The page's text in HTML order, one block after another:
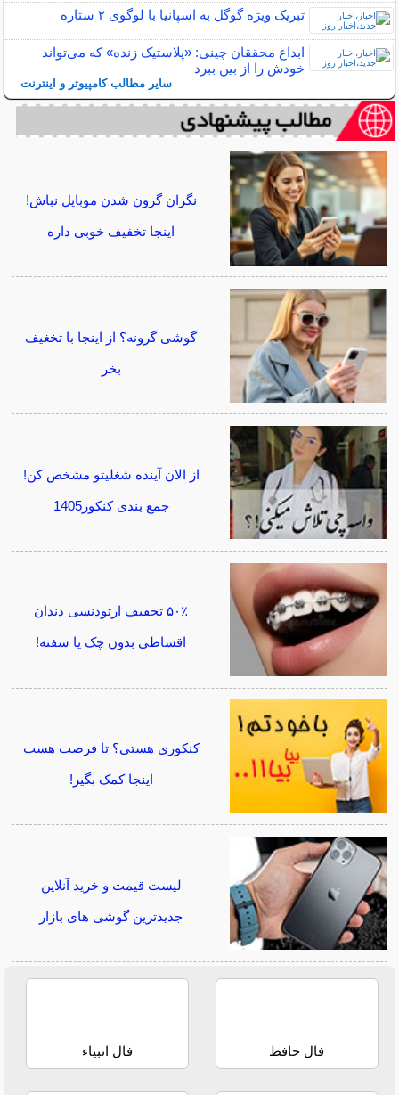
تبریک ویژه گوگل به اسپانیا با لوگوی ۲ ستاره
ابداع محققان چینی: «پلاستیک زنده» که می‌تواند
خودش را از بین ببرد
سایر مطالب کامپیوتر و اینترنت
نگران گرون شدن موبایل نباش!
اینجا تخفیف خوبی داره
گوشی گرونه؟ از اینجا با تخغیف
بخر
از الان آینده شغلیتو مشخص کن!
جمع بندی کنکور1405
۵۰٪ تخفیف ارتودنسی دندان
اقساطی بدون چک یا سفته!
کنکوری هستی؟ تا فرصت هست
اینجا کمک بگیر!
لیست قیمت و خرید آنلاین
جدیدترین گوشی های بازار
فال حافظ فال انبیاء